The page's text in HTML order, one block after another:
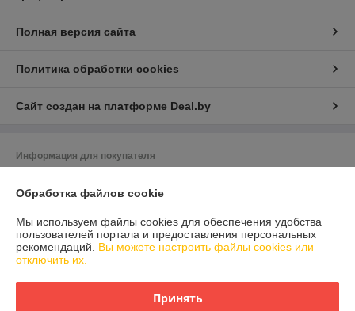
Полная версия сайта
Политика обработки cookies
Сайт создан на платформе Deal.by
Информация для покупателя
предприниматель Гранюк Вячеслав Олегович
Регистрационный номер ЕГР: 191802688
УНП: 191802688
Регистрационный орган: Ленинский исполком г.Минска
Дата регистрации компании: 29.06.2012
Обработка файлов cookie
Мы используем файлы cookies для обеспечения удобства
пользователей портала и предоставления персональных
рекомендаций. Вы можете настроить файлы cookies или
отключить их.
Принять